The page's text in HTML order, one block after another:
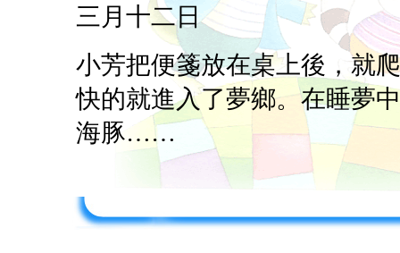
三月十二日
小芳把便箋放在桌上後，就
快的就進入了夢鄉。在睡夢
海豚……